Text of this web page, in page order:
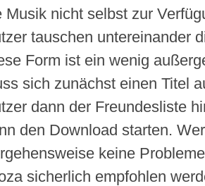
Musik nicht selbst zur
tauschen untereinander
Form ist ein wenig
sich zunächst einen Titel
dann der Freundesliste
den Download starten.
keine
sicherlich empfohlen